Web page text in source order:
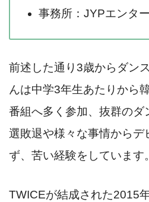
事務所：JYPエンタ
前述した通り3歳からダン
んは中学3年生あたりから
番組へ多く参加、抜群のダ
選敗退や様々な事情からデ
ず、苦い経験をしています。
TWICEが結成された2015